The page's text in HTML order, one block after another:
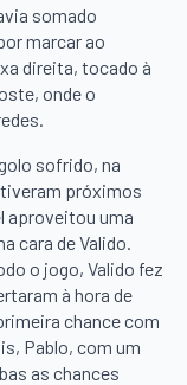
somado
marcar ao
direita, tocado à
onde o
sofrido, na
próximos
aproveitou uma
cara de Valido.
o jogo, Valido fez
à hora de
chance com
Pablo, com um
as chances